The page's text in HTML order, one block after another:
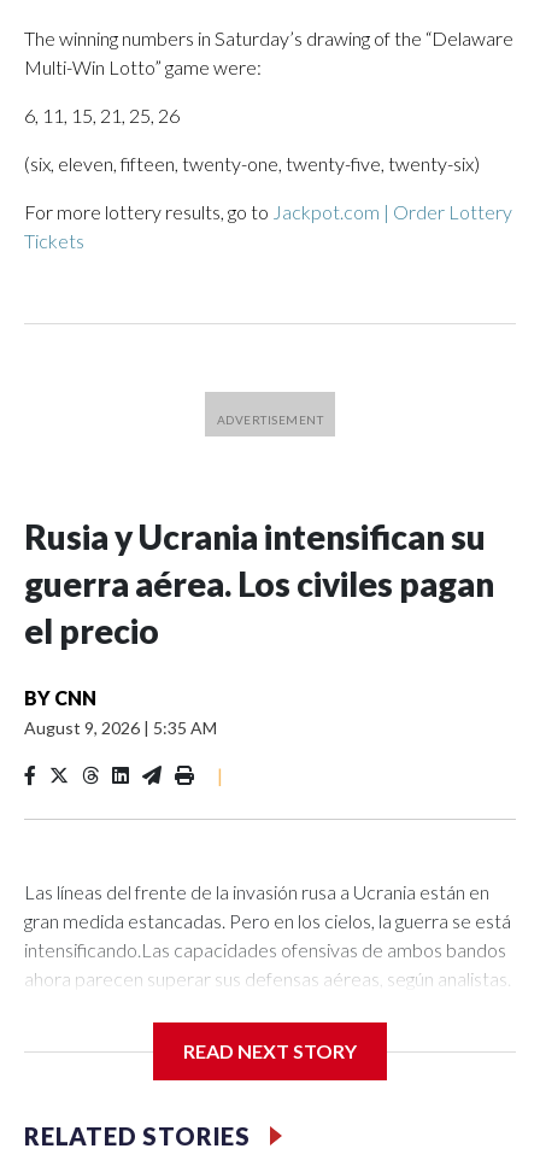
The winning numbers in Saturday’s drawing of the “Delaware
Multi-Win Lotto” game were:
6, 11, 15, 21, 25, 26
(six, eleven, fifteen, twenty-one, twenty-five, twenty-six)
For more lottery results, go to Jackpot.com | Order Lottery
Tickets
Rusia y Ucrania intensifican su
guerra aérea. Los civiles pagan
el precio
BY CNN
August 9, 2026 | 5:35 AM
|
Las líneas del frente de la invasión rusa a Ucrania están en
gran medida estancadas. Pero en los cielos, la guerra se está
intensificando.Las capacidades ofensivas de ambos bandos
ahora parecen superar sus defensas aéreas, según analistas.
siendo dañada, y más civiles mueren cada
de eventos (de ataque), así como un aumento en el número
de víctimas”, dijo Olha Polishchuk, gerente de investigación
READ NEXT STORY
RELATED STORIES